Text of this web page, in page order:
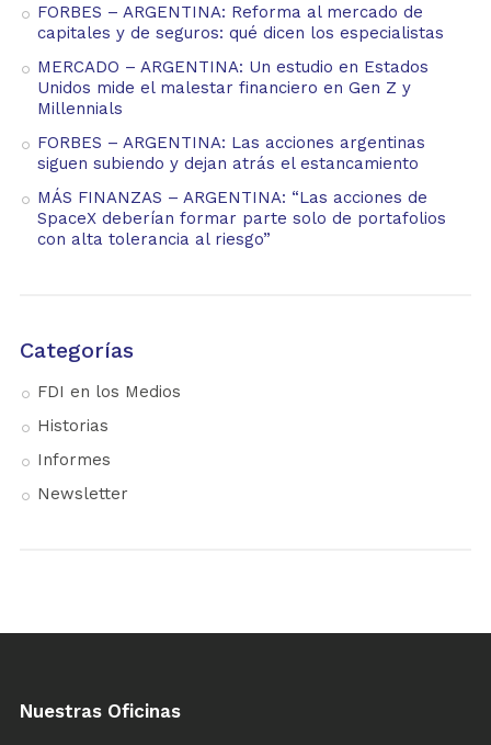
FORBES – ARGENTINA: Reforma al mercado de
capitales y de seguros: qué dicen los especialistas
MERCADO – ARGENTINA: Un estudio en Estados
Unidos mide el malestar financiero en Gen Z y
Millennials
FORBES – ARGENTINA: Las acciones argentinas
siguen subiendo y dejan atrás el estancamiento
MÁS FINANZAS – ARGENTINA: “Las acciones de
SpaceX deberían formar parte solo de portafolios
con alta tolerancia al riesgo”
Categorías
FDI en los Medios
Historias
Informes
Newsletter
Nuestras Oficinas